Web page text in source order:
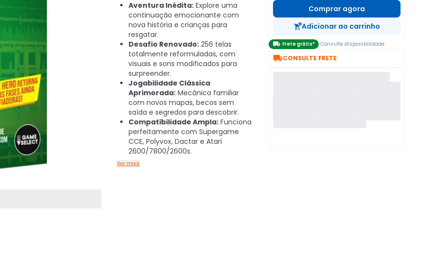
Aventura Inédita: Explore uma
continuação emocionante com
nova história e crianças para
resgatar.
Desafio Renovado: 256 telas
totalmente reformuladas, com
visuais e sons modificados para
surpreender.
Jogabilidade Clássica
Aprimorada: Mecânica familiar
com novos mapas, becos sem
saída e segredos para descobrir.
Compatibilidade Ampla: Funciona
perfeitamente com Supergame
CCE, Polyvox, Dactar e Atari
2600/7800/2600s.
Ver mais
Comprar agora
Adicionar ao carrinho
 Frete grátis* Consulte disponibilidade
CONSULTE FRETE